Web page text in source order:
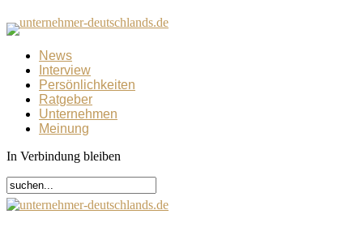
News
Interview
Persönlichkeiten
Ratgeber
Unternehmen
Meinung
In Verbindung bleiben